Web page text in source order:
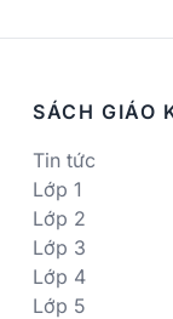
SÁCH GIÁO
Tin tức
Lớp 1
Lớp 2
Lớp 3
Lớp 4
Lớp 5